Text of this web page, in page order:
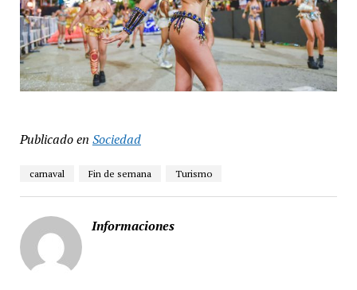
Publicado en Sociedad
carnaval Fin de semana Turismo
Informaciones